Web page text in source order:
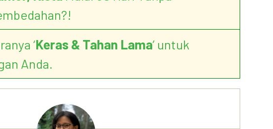
‘Keras & Tahan Lama’ untuk
Anda.